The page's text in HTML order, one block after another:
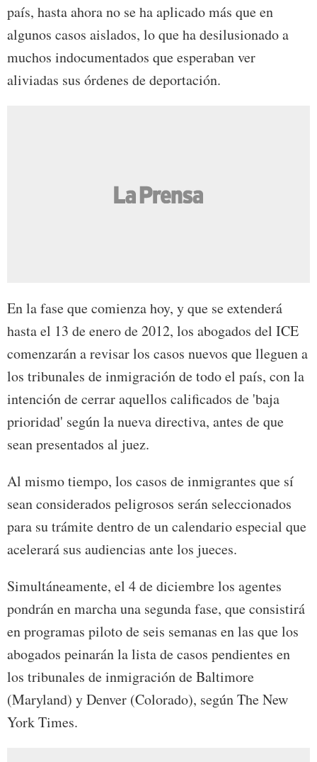
país, hasta ahora no se ha aplicado más que en
algunos casos aislados, lo que ha desilusionado a
muchos indocumentados que esperaban ver
aliviadas sus órdenes de deportación.
En la fase que comienza hoy, y que se extenderá
hasta el 13 de enero de 2012, los abogados del ICE
comenzarán a revisar los casos nuevos que lleguen a
los tribunales de inmigración de todo el país, con la
intención de cerrar aquellos calificados de 'baja
prioridad' según la nueva directiva, antes de que
sean presentados al juez.
Al mismo tiempo, los casos de inmigrantes que sí
sean considerados peligrosos serán seleccionados
para su trámite dentro de un calendario especial que
acelerará sus audiencias ante los jueces.
Simultáneamente, el 4 de diciembre los agentes
pondrán en marcha una segunda fase, que consistirá
en programas piloto de seis semanas en las que los
abogados peinarán la lista de casos pendientes en
los tribunales de inmigración de Baltimore
(Maryland) y Denver (Colorado), según The New
York Times.